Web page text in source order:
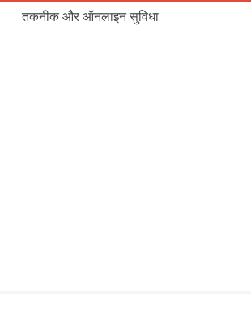
तकनीक और ऑनलाइन सुविधा